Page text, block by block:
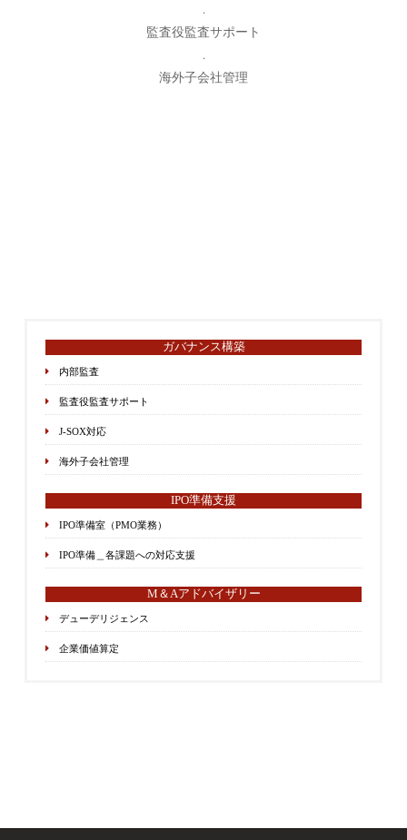
監査役監査サポート
海外子会社管理
ガバナンス構築
内部監査
監査役監査サポート
J-SOX対応
海外子会社管理
IPO準備支援
IPO準備室（PMO業務）
IPO準備＿各課題への対応支援
M＆Aアドバイザリー
デューデリジェンス
企業価値算定